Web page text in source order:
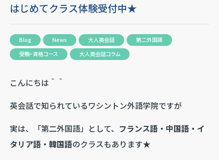
はじめてクラス体験受付中★
Blog News 大人英会話
第二外国語
受験・資格コース
大人英会話コラム
こんにちは＾＾
英会話で知られているワシントン外語学院ですが
実は、「第二外国語」として、 フランス語・中国語・イ
タリア語・韓国語のクラスもあります★